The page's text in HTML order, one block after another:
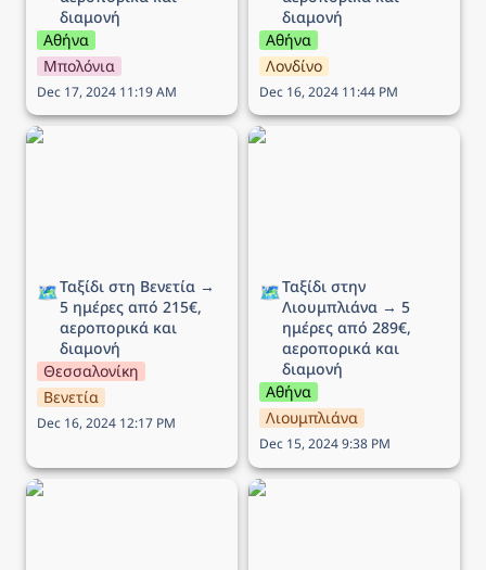
διαμονή
Αθήνα
Μπολόνια
Dec 17, 2024 11:19 AM
διαμονή
Αθήνα
Λονδίνο
Dec 16, 2024 11:44 PM
Ταξίδι στη Βενετία → 5
🗺️Ταξίδι στη Βενετία →
5 ημέρες από 215€,
αεροπορικά και
διαμονή
Θεσσαλονίκη
Βενετία
Dec 16, 2024 12:17 PM
Ταξίδι στην Λιουμπλιάνα
🗺️Ταξίδι στην
Λιουμπλιάνα → 5
ημέρες από 289€,
αεροπορικά και
διαμονή
Αθήνα
Λιουμπλιάνα
Dec 15, 2024 9:38 PM
Ταξίδι στο Εδιμβούργο →
Ταξίδι στην Μάλτα → 5